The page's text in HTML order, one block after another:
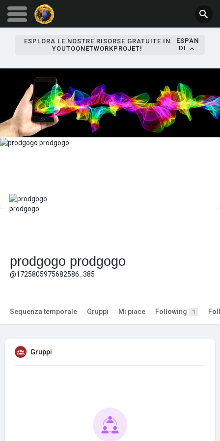
ESPLORA LE NOSTRE RISORSE GRATUITE IN
YOUTOONETWORKPROJET!
ESPAN
DI
prodgogo prodgogo
@1725805975682586_385
Sequenza temporale Gruppi Mi piace Following 1
Gruppi